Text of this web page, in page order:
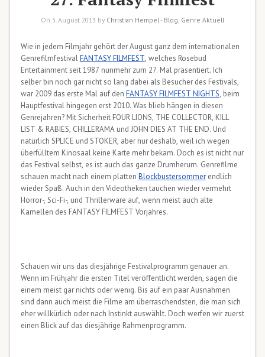
On 3. August 2013 by Christian Hempel - Blog Genre Aktuell
Wie in jedem Filmjahr gehört der August ganz dem internationalen
GenrefilmfestivalFANTASY FILMFEST, welches Rosebud
Entertainment seit 1987 nunmehr zum 27. Mal präsentiert. Ich
selber bin noch gar nicht so lang dabei als Besucher des Festivals,
war 2009 das erste Mal auf den FANTASY FILMFEST NIGHTS, beim
Hauptfestival hingegen erst 2010. Was blieb hängen in diesen
Genrejahren? Mit Sicherheit FOUR LIONS, THE COLLECTOR, KILL
LIST & RABIES, CHILLERAMA und JOHN DIES AT THE END. Und
natürlich SPLICE und STOKER, aber nur deshalb, weil ich wegen
überfülltem Kinosaal keine Karte mehr bekam. Doch es ist nicht nur
das Festival selbst, es ist auch das ganze Drumherum. Genrefilme
schauen macht nach einem platten Blockbustersommerendlich
wieder Spaß. Auch in den Videotheken tauchen wieder vermehrt
Horror-, Sci-Fi-, und Thrillerware auf, wenn meist auch alte
Kamellen des FANTASY FILMFEST Vorjahres.
Schauen wir uns das diesjährige Festivalprogramm genauer an.
Wenn im Frühjahr die ersten Titel veröffentlicht werden, sagen die
einem meist gar nichts oder wenig. Bis auf ein paar Ausnahmen
sind dann auch meist die Filme am überraschendsten, die man sich
eher willkürlich oder nach Instinkt auswählt. Doch werfen wir zuerst
einen Blick auf das diesjährige Rahmenprogramm.